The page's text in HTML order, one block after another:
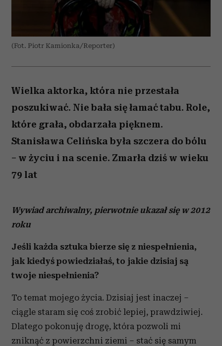
(Fot. Piotr Kamionka/Reporter)
Wielka aktorka, która nie przestała
poszukiwać. Nie bała się łamać tabu. Role,
które grała, obdarzała pięknem.
Stanisława Celińska była szczera do bólu
– w życiu i na scenie. Zmarła dziś w wieku
79 lat
Wywiad archiwalny, pierwotnie ukazał się w 2012
roku
Jeśli każda sztuka bierze się z niespełnienia,
jak kiedyś powiedziałaś, to jakie dzisiaj są
twoje niespełnienia?
To temat mojego życia. Dzisiaj jest inaczej –
ciągle staram się coś zrobić lepiej, prawdziwiej.
Dlatego pokonuję drogę, która pozwoli mi
zniknąć z powierzchni ziemi – stać się samym